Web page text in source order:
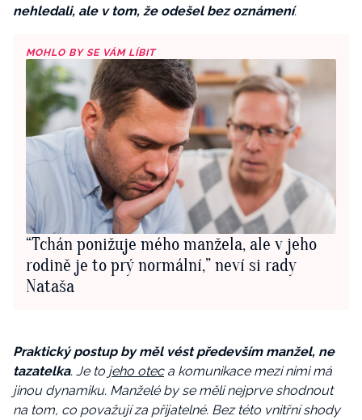
nehledali, ale v tom, že odešel bez oznámení.
MOHLO BY SE VÁM LÍBIT
“Tchán ponižuje mého manžela, ale v jeho
rodině je to prý normální,” neví si rady
Nataša
Praktický postup by měl vést především manžel, ne
tazatelka. Je to jeho oteca komunikace mezi nimi má
jinou dynamiku. Manželé by se měli nejprve shodnout
na tom, co považují za přijatelné. Bez této vnitřní shody